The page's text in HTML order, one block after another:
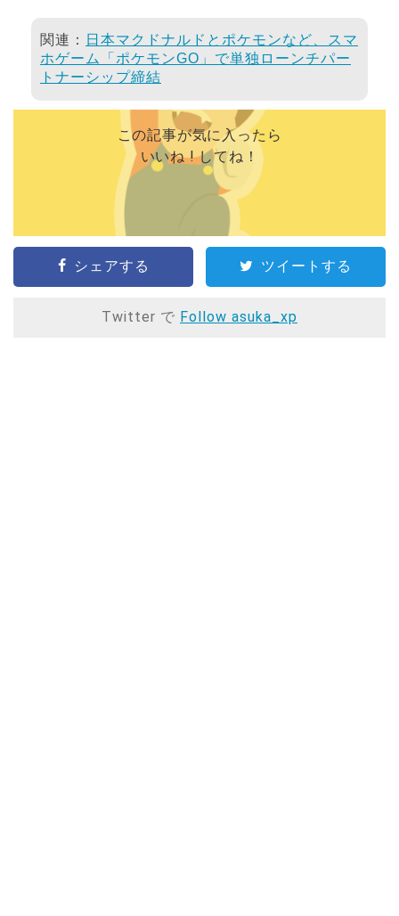
関連：
日本マクドナルドとポケモンなど、スマ
ホゲーム「ポケモンGO」で単独ローンチパー
トナーシップ締結
この記事が気に入ったら
いいね ! してね！
シェアする ツイートする
Twitter で Follow asuka_xp